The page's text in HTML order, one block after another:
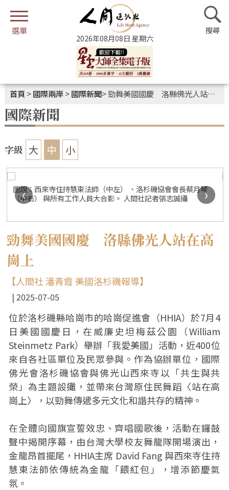
2026年08月08日 星期六
首頁 >國際兩岸>國際新聞>勁舞美國國慶 洛縣佛光人站在高崗上
國際新聞
字級 大 中 小
圖說：西來寺住持慧東法師（中左） 、洛杉磯協會會長蔡月琴
（中右） 與所有工作人員大合影。 人間社記者張志誠攝
‹ ›
勁舞美國國慶 洛縣佛光人站在高
崗上
【人間社 潘青霞 美國洛杉磯報導】
2025-07-05
位於洛杉磯縣哈崗市的哈崗促進會（HHIA）於7月4
日美國國慶日，在威廉史坦梅茲公園（William
Steinmetz Park）舉辦「我愛美國」活動，近400位
來自各社區單位及民眾參與。作為協辦單位，國際
佛光會洛杉磯協會與佛光山西來寺以「共生與共
榮」為主題設攤，並帶來台灣原住民舞蹈〈站在高
崗上〉，以勁舞傳遞多元文化和諧共存的精神。
在全體向國旗宣誓效忠、齊唱國歌後，活動在鑼鼓
聲中揭開序幕，由台灣大學校友舞龍隊開場演出，
金龍昂首擺尾，HHIA主席 David Fang 與西來寺住持
慧東法師依傳統為金龍「餵紅包」，增添節慶氣
氛。